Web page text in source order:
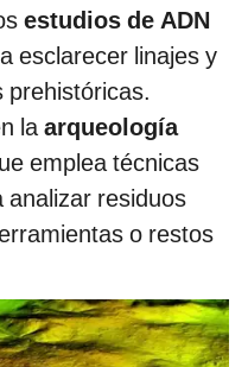
estudios de ADN
esclarecer linajes y
prehistóricas.
la arqueología
emplea técnicas
residuos
o restos